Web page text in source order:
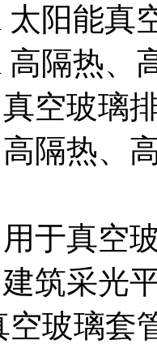
太阳能真
高隔热
真空玻璃
高隔热、
用于真空
建筑采光
空玻璃套